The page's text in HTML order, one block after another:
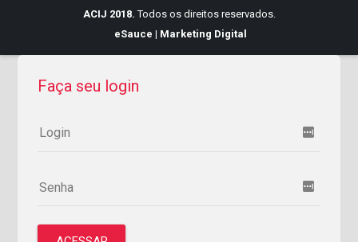
ACIJ 2018. Todos os direitos reservados.
eSauce | Marketing Digital
Faça seu login